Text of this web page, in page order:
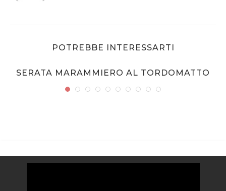
POTREBBE INTERESSARTI
SERATA MARAMMIERO AL TORDOMATTO